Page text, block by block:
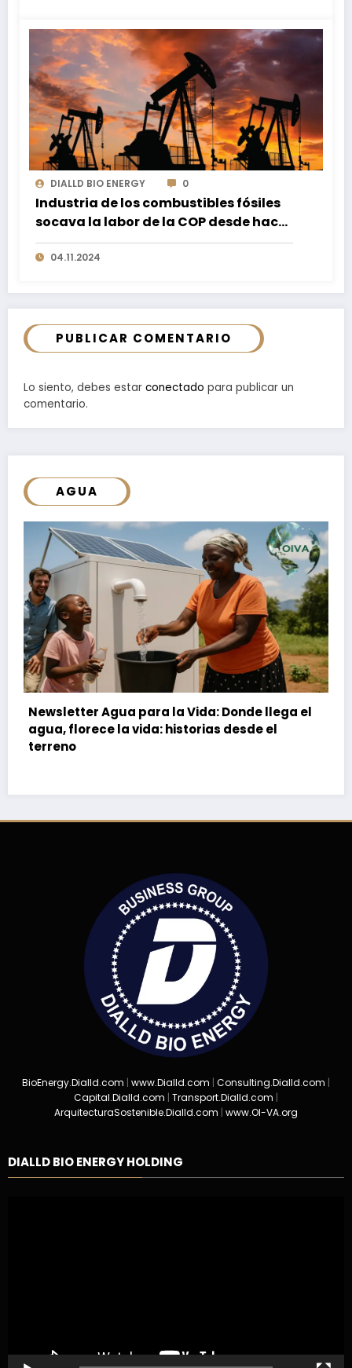
DIALLD BIO ENERGY 0
Industria de los combustibles fósiles
socava la labor de la COP desde hace
20 años
04.11.2024
PUBLICAR COMENTARIO
Lo siento, debes estar conectado para publicar un
comentario.
AGUA
llega el
Donde no llueve, nace una fuente. Del
la esperanza.
Capital.Dialld.com|Transport.Dialld.com|
ArquitecturaSostenible.Dialld.com|www.OI-VA.org
00:00 01:18